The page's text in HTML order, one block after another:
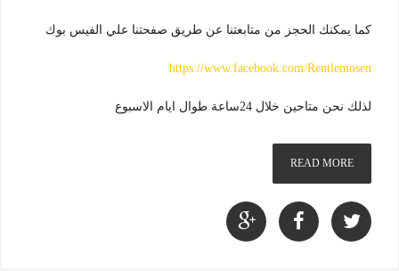
كما يمكنك الحجز من متابعتنا عن طريق صفحتنا علي الفيس بوك
https://www.facebook.com/Rentlemosen
لذلك نحن متاحين خلال 24ساعة طوال ايام الاسبوع
READ MORE